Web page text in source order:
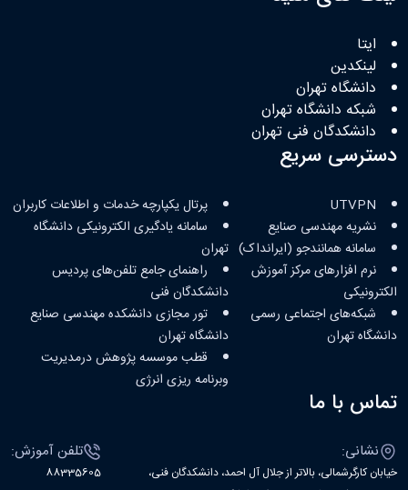
ایتا
لینکدین
دانشگاه تهران
شبکه دانشگاه تهران
دانشکدگان فنی تهران
دسترسی سریع
UTVPN
نشریه مهندسی صنایع
سامانه همانندجو (ایرانداک)
نرم افزارهای مرکز آموزش
الکترونیکی
شبکه‌های اجتماعی رسمی
دانشگاه تهران
پرتال یکپارچه خدمات و اطلاعات کاربران
سامانه یادگیری الکترونیکی دانشگاه
تهران
راهنمای جامع تلفن‌های پردیس
دانشکدگان فنی
تور مجازی دانشکده مهندسی صنایع
دانشگاه تهران
قطب موسسه پژوهش درمدیریت
وبرنامه ریزی انرژی
تماس با ما
نشانی:
خیابان کارگرشمالی، بالاتر از جلال آل احمد، دانشکدگان فنی،
تلفن آموزش:
88335605